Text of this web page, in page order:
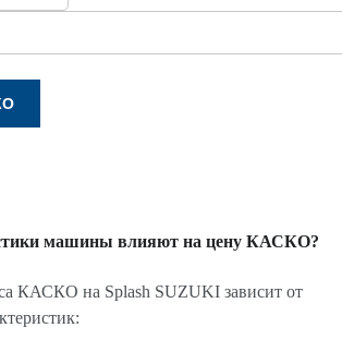
машины влияют на цену КАСКО?
КАСКО на Splash SUZUKI зависит от